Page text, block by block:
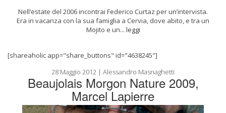
Nell’estate del 2006 incontrai Federico Curtaz per un’intervista.
Era in vacanza con la sua famiglia a Cervia, dove abito, e tra un
Mojito e un... leggi
[shareaholic app="share_buttons" id="4638245"]
28 Maggio 2012 | Alessandro Masnaghetti
Beaujolais Morgon Nature 2009,
Marcel Lapierre